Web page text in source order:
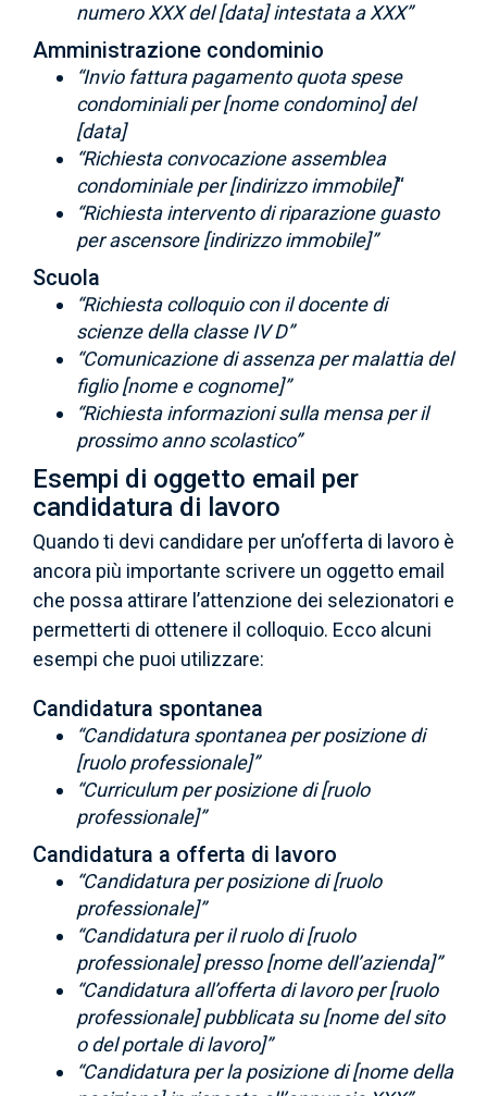
numero XXX del [data] intestata a XXX”
Amministrazione condominio
“Invio fattura pagamento quota spese
condominiali per [nome condomino] del
[data]
“Richiesta convocazione assemblea
condominiale per [indirizzo immobile]“
“Richiesta intervento di riparazione guasto
per ascensore [indirizzo immobile]”
Scuola
“Richiesta colloquio con il docente di
scienze della classe IV D”
“Comunicazione di assenza per malattia del
figlio [nome e cognome]”
“Richiesta informazioni sulla mensa per il
prossimo anno scolastico”
Esempi di oggetto email per
candidatura di lavoro
Quando ti devi candidare per un’offerta di lavoro è
ancora più importante scrivere un oggetto email
che possa attirare l’attenzione dei selezionatori e
permetterti di ottenere il colloquio. Ecco alcuni
esempi che puoi utilizzare:
Candidatura spontanea
“Candidatura spontanea per posizione di
[ruolo professionale]”
“Curriculum per posizione di [ruolo
professionale]”
Candidatura a offerta di lavoro
“Candidatura per posizione di [ruolo
professionale]”
“Candidatura per il ruolo di [ruolo
professionale] presso [nome dell’azienda]”
“Candidatura all’offerta di lavoro per [ruolo
professionale] pubblicata su [nome del sito
o del portale di lavoro]”
“Candidatura per la posizione di [nome della